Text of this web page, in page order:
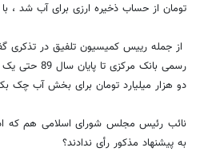
تومان از حساب ذخیره ارزی برای آب شد ،
از جمله رییس کمیسیون تلفیق در تذکری
رسمی بانک
دو هزار میلیارد تومان برای بخش آب چک
نائب رئیس مجلس شورای اسلامی هم که
به پیشنهاد مذکور رأی ندادند؟